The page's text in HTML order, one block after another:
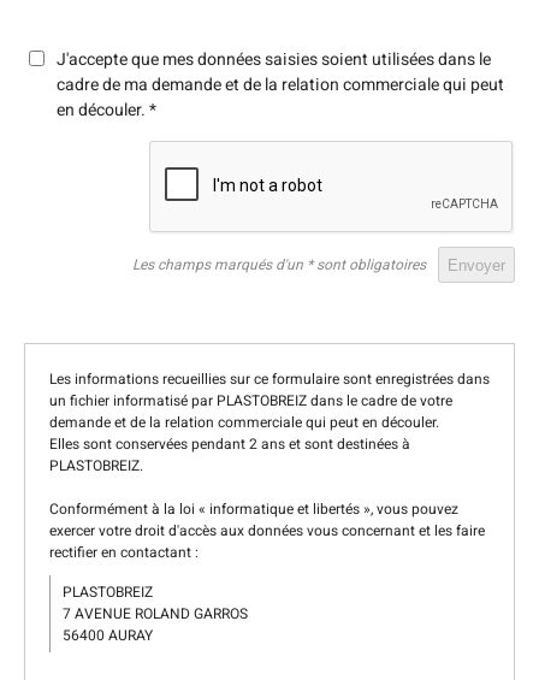
J'accepte que mes données saisies soient utilisées dans le
cadre de ma demande et de la relation commerciale qui peut
en découler.*
Les champs marqués d'un * sont obligatoires
Les informations recueillies sur ce formulaire sont enregistrées dans
un fichier informatisé par PLASTOBREIZ dans le cadre de votre
demande et de la relation commerciale qui peut en découler.
Elles sont conservées pendant 2 ans et sont destinées à
PLASTOBREIZ.
Conformément à la loi « informatique et libertés », vous pouvez
exercer votre droit d'accès aux données vous concernant et les faire
rectifier en contactant :
PLASTOBREIZ
7 AVENUE ROLAND GARROS
56400 AURAY